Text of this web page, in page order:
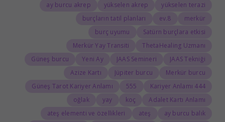
yükselen terazi
yükselen akrep
ay burcu akrep
merkür
8.ev
burçların tatil planları
Satürn burçlara etkisi
burç uyumu
ThetaHealing Uzmanı
Merkür Yay Transiti
JAAS Tekniği
JAAS Semineri
Yeni Ay
Güneş burcu
Merkür burcu
Jüpiter burcu
Azize Kartı
444 Kariyer Anlamı
555
Güneş Tarot Kariyer Anlamı
Adalet Kartı Anlamı
koç
yay
oğlak
ay burcu balık
ateş
ateş elementi ve özellikleri